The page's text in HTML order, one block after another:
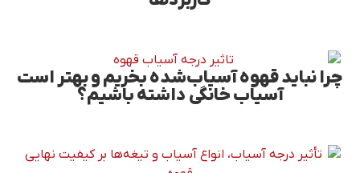
چرا نباید قهوه آسیاب‌شده بخریم و بهتر است
آسیاب خانگی داشته باشیم؟